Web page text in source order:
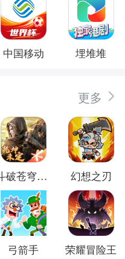
中国移动 埋堆堆
更多
斗破苍穹：异火重燃 幻想之刃
弓箭手 荣耀冒险王